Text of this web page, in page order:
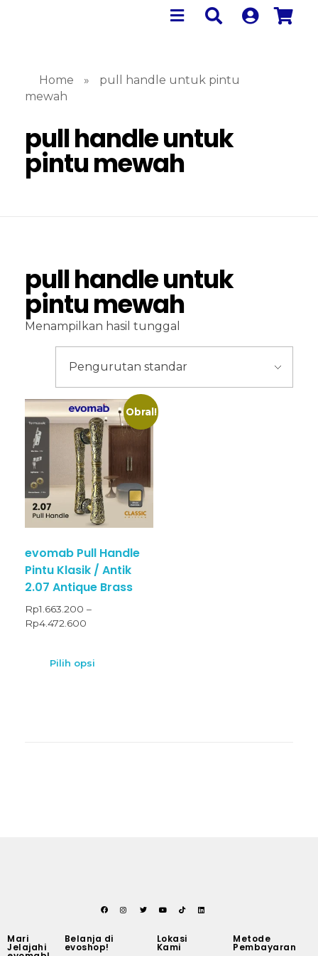
Home »
pull handle untuk pintu
mewah
pull handle untuk
pintu mewah
pull handle untuk
pintu mewah
Menampilkan hasil tunggal
Obral!
evomab Pull Handle
Pintu Klasik / Antik
2.07 Antique Brass
Rp1.663.200 –
Rp4.472.600
Pilih opsi
Mari
Jelajahi
Belanja di
evoshop!
Lokasi
Kami
Metode
Pembayaran